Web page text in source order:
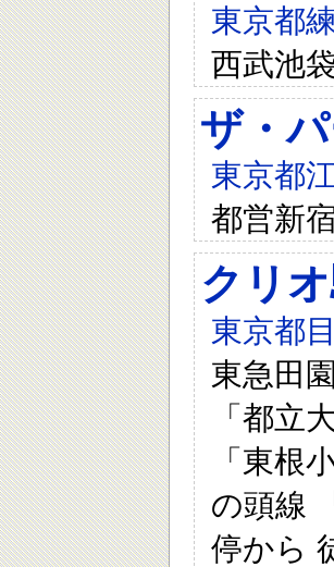
東京都
西武池
ザ・
東京都
都営新
クリ
東京都
東急田
「都立
「東根
の頭線
停から